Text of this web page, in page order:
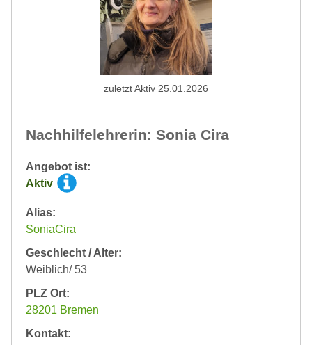
Nachhilfelehrerin: Sonia Cira
Angebot ist:
Aktiv
Alias:
SoniaCira
Geschlecht / Alter:
Weiblich/ 53
PLZ Ort:
28201 Bremen
Kontakt:
zuletzt Aktiv 25.01.2026